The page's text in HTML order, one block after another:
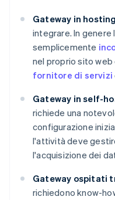
Gateway in
integrare. In
semplicemente
nel proprio sito web
fornitore di servizi
Gateway in self-
richiede una
configurazione
l'attività deve
l'acquisizione dei
Gateway ospitati
richiedono know-